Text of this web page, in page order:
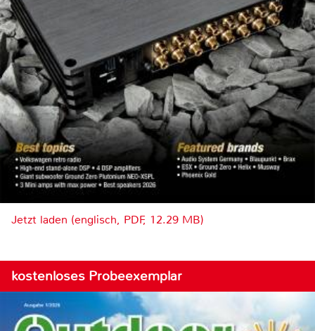
Jetzt laden (englisch, PDF, 12.29 MB)
kostenloses Probeexemplar